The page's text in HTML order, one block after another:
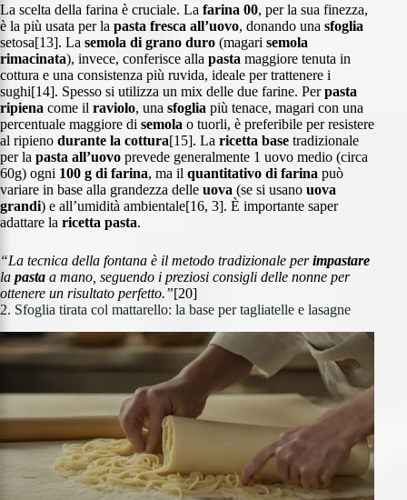
La scelta della farina è cruciale. La farina 00, per la sua finezza,
è la più usata per la pasta fresca all’uovo, donando una sfoglia
setosa[13]. La semola di grano duro (magari semola
rimacinata), invece, conferisce alla pasta maggiore tenuta in
cottura e una consistenza più ruvida, ideale per trattenere i
sughi[14]. Spesso si utilizza un mix delle due farine. Perpasta
ripiena come il raviolo, una sfoglia più tenace, magari con una
percentuale maggiore di semola o tuorli, è preferibile per resistere
al ripieno durante la cottura[15]. La ricetta base tradizionale
per la pasta all’uovo prevede generalmente 1 uovo medio (circa
60g) ogni 100 g di farina, ma il quantitativo di farina può
variare in base alla grandezza delle uova (se si usano uova
grandi) e all’umidità ambientale[16, 3]. È importante saper
adattare la ricetta pasta.
“La tecnica della fontana è il metodo tradizionale perimpastare
la pasta a mano, seguendo i preziosi consigli delle nonne per
ottenere un risultato perfetto.”[20]
2. Sfoglia tirata col mattarello: la base per tagliatelle e lasagne